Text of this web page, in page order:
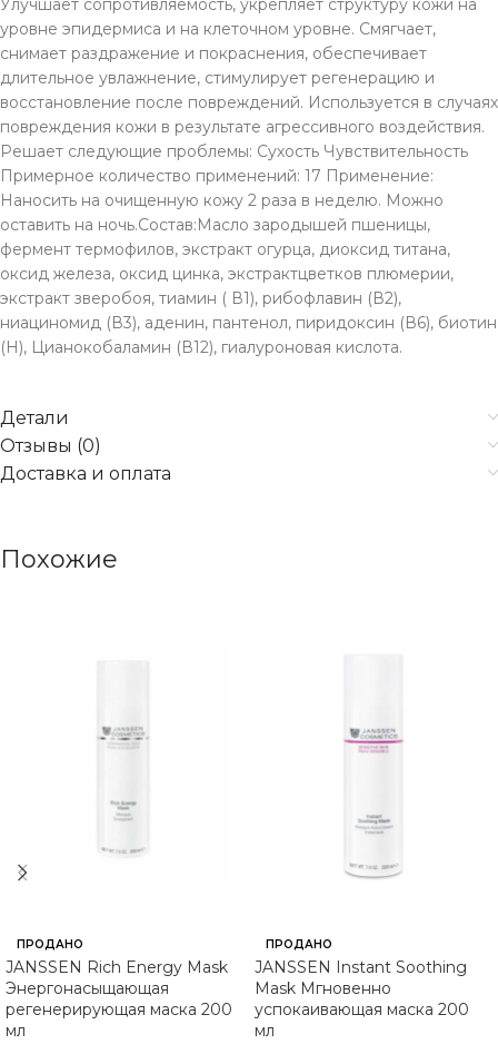
Улучшает сопротивляемость, укрепляет структуру кожи на
уровне эпидермиса и на клеточном уровне. Смягчает,
снимает раздражение и покраснения, обеспечивает
длительное увлажнение, стимулирует регенерацию и
восстановление после повреждений. Используется в случаях
повреждения кожи в результате агрессивного воздействия.
Решает следующие проблемы: Сухость Чувствительность
Примерное количество применений: 17 Применение:
Наносить на очищенную кожу 2 раза в неделю. Можно
оставить на ночь.Состав:Масло зародышей пшеницы,
фермент термофилов, экстракт огурца, диоксид титана,
оксид железа, оксид цинка, экстрактцветков плюмерии,
экстракт зверобоя, тиамин ( В1), рибофлавин (В2),
ниациномид (В3), аденин, пантенол, пиридоксин (В6), биотин
(Н), Цианокобаламин (В12), гиалуроновая кислота.
Детали
Отзывы (0)
Доставка и оплата
Похожие
ПРОДАНО
JANSSEN Rich Energy Mask
Энергонасыщающая
регенерирующая маска 200
мл
ПРОДАНО
JANSSEN Instant Soothing
Mask Мгновенно
успокаивающая маска 200
мл